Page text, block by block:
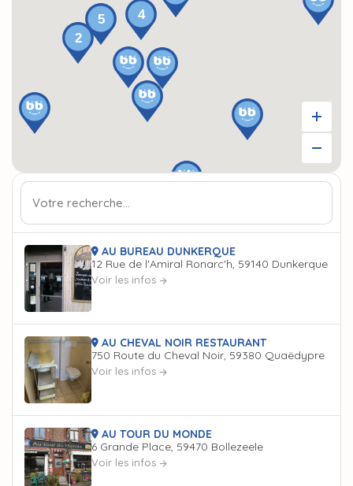
AU BUREAU DUNKERQUE
12 Rue de l'Amiral Ronarc'h, 59140 Dunkerque
Voir les infos
AU CHEVAL NOIR RESTAURANT
750 Route du Cheval Noir, 59380 Quaëdypre
Voir les infos
AU TOUR DU MONDE
6 Grande Place, 59470 Bollezeele
Voir les infos